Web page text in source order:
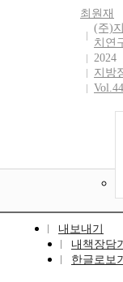
최원재
(주)
치연
2024
지방
내보내기
내책장담
한글로보